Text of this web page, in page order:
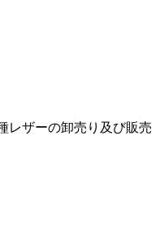
レザーの卸売り及び販売